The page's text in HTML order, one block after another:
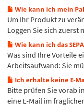
Wie kann ich mein
Um Ihr Produkt zu
Loggen Sie sich zuerst
Wie kann ich das
Was sind Ihre Vorteile
Arbeitsaufwand: Sie
Ich erhalte keine E-
Bitte prüfen Sie vorab
eine E-Mail im